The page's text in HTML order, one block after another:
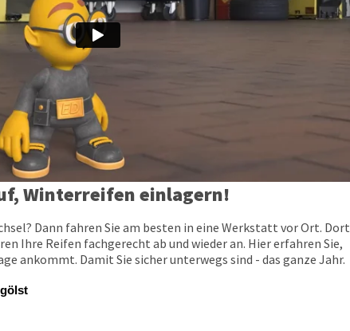
Winterreifen einlagern!
Dann fahren Sie am besten in eine Werkstatt vor Ort. Dort
Ihre Reifen fachgerecht ab und wieder an. Hier erfahren Sie,
ankommt. Damit Sie sicher unterwegs sind - das ganze Jahr.